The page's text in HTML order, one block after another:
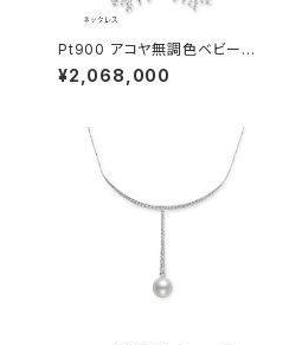
Pt900 アコヤ無調色ベビーパ
ール ダイヤモンド ネックレス・
ブローチ・ペンダントヘッド
¥2,068,000